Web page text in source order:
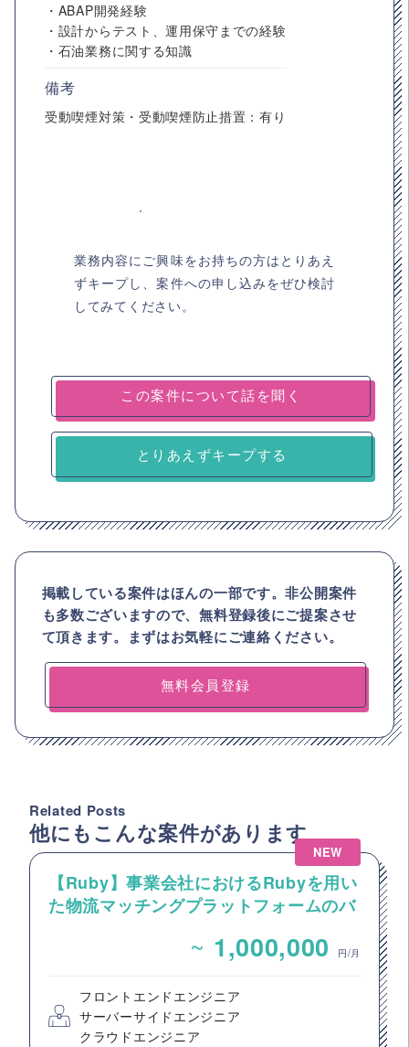
・ABAP開発経験
・設計からテスト、運用保守までの経験
・石油業務に関する知識
備考
受動喫煙対策・受動喫煙防止措置：有り
業務内容にご興味をお持ちの方はとりあえ
ずキープし、案件への申し込みをぜひ検討
してみてください。
とりあえずキープする
掲載している案件はほんの一部です。非公開案件
も多数ございますので、無料登録後にご提案させ
て頂きます。まずはお気軽にご連絡ください。
無料会員登録
Related Posts
他にもこんな案件があります
NEW
【Ruby】事業会社におけるRubyを用い
た物流マッチングプラットフォームのバ
~ 1,000,000 円/月
フロントエンドエンジニア
サーバーサイドエンジニア
クラウドエンジニア